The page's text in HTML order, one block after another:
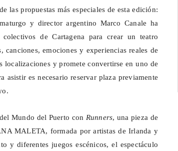
las propuestas más especiales de esta edición:
y director argentino Marco Canale ha
de Cartagena para crear un teatro
emociones y experiencias reales de
localizaciones y promete convertirse en uno de
asistir es necesario reservar plaza previamente
del Mundo del Puerto con Runners, una pieza de
MALETA, formada por artistas de Irlanda y
y diferentes juegos escénicos, el espectáculo